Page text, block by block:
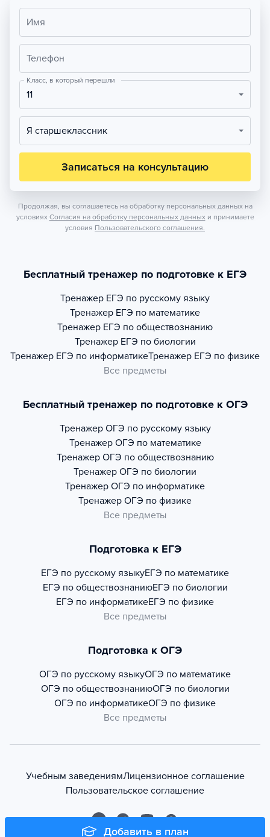
Добавить в план
Имя
Телефон
Класс, в который перешли
11
Я старшеклассник
Записаться на консультацию
Продолжая, вы соглашаетесь на обработку персональных данных на
условиях Согласия на обработку персональных данных и принимаете
условия Пользовательского соглашения.
Бесплатный тренажер по подготовке к ЕГЭ
Тренажер ЕГЭ по русскому языку
Тренажер ЕГЭ по математике
Тренажер ЕГЭ по обществознанию
Тренажер ЕГЭ по биологии
Тренажер ЕГЭ по информатикеТренажер ЕГЭ по физике
Все предметы
Бесплатный тренажер по подготовке к ОГЭ
Тренажер ОГЭ по русскому языку
Тренажер ОГЭ по математике
Тренажер ОГЭ по обществознанию
Тренажер ОГЭ по биологии
Тренажер ОГЭ по информатике
Тренажер ОГЭ по физике
Все предметы
Подготовка к ЕГЭ
ЕГЭ по русскому языкуЕГЭ по математике
ЕГЭ по обществознаниюЕГЭ по биологии
ЕГЭ по информатикеЕГЭ по физике
Все предметы
Подготовка к ОГЭ
ОГЭ по русскому языкуОГЭ по математике
ОГЭ по обществознаниюОГЭ по биологии
ОГЭ по информатикеОГЭ по физике
Все предметы
Учебным заведениямЛицензионное соглашение
Пользовательское соглашение